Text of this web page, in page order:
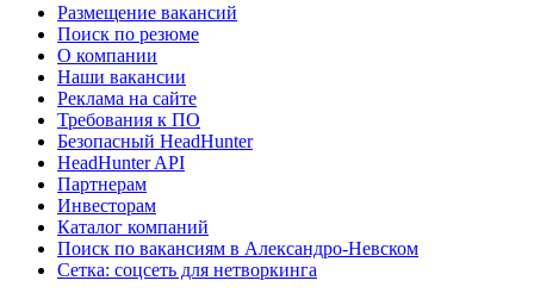
Размещение вакансий
Поиск по резюме
О компании
Наши вакансии
Реклама на сайте
Требования к ПО
Безопасный HeadHunter
HeadHunter API
Партнерам
Инвесторам
Каталог компаний
Поиск по вакансиям в Александро-Невском
Сетка: соцсеть для нетворкинга